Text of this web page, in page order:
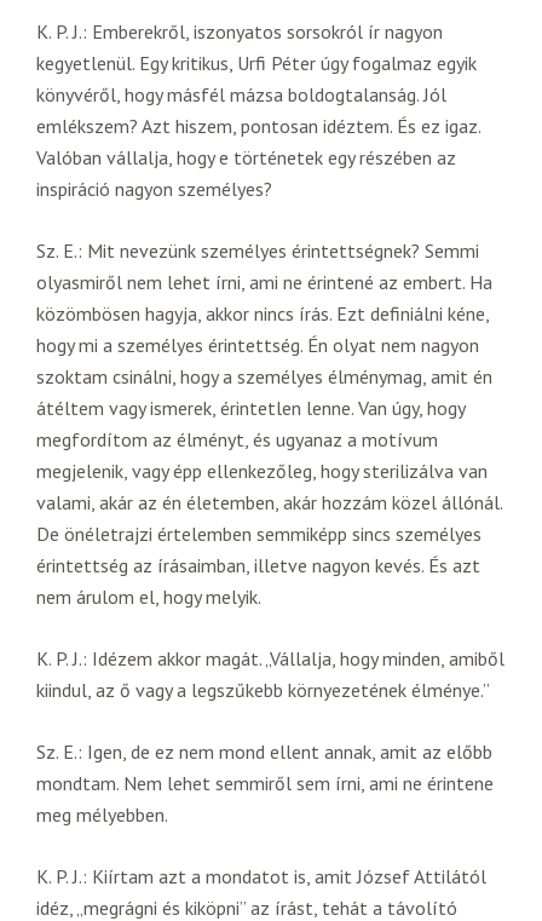
K. P. J.: Emberekről, iszonyatos sorsokról ír nagyon
kegyetlenül. Egy kritikus, Urfi Péter úgy fogalmaz egyik
könyvéről, hogy másfél mázsa boldogtalanság. Jól
emlékszem? Azt hiszem, pontosan idéztem. És ez igaz.
Valóban vállalja, hogy e történetek egy részében az
inspiráció nagyon személyes?
Sz. E.: Mit nevezünk személyes érintettségnek? Semmi
olyasmiről nem lehet írni, ami ne érintené az embert. Ha
közömbösen hagyja, akkor nincs írás. Ezt definiálni kéne,
hogy mi a személyes érintettség. Én olyat nem nagyon
szoktam csinálni, hogy a személyes élménymag, amit én
átéltem vagy ismerek, érintetlen lenne. Van úgy, hogy
megfordítom az élményt, és ugyanaz a motívum
megjelenik, vagy épp ellenkezőleg, hogy sterilizálva van
valami, akár az én életemben, akár hozzám közel állónál.
De önéletrajzi értelemben semmiképp sincs személyes
érintettség az írásaimban, illetve nagyon kevés. És azt
nem árulom el, hogy melyik.
K. P. J.: Idézem akkor magát. „Vállalja, hogy minden, amiből
kiindul, az ő vagy a legszűkebb környezetének élménye.”
Sz. E.: Igen, de ez nem mond ellent annak, amit az előbb
mondtam. Nem lehet semmiről sem írni, ami ne érintene
meg mélyebben.
K. P. J.: Kiírtam azt a mondatot is, amit József Attilától
idéz, „megrágni és kiköpni” az írást, tehát a távolító